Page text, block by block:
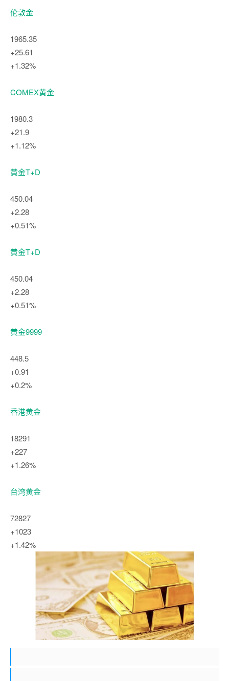
伦敦金
1965.35
+25.61
+1.32%
COMEX黄金
1980.3
+21.9
+1.12%
黄金T+D
450.04
+2.28
+0.51%
黄金T+D
450.04
+2.28
+0.51%
黄金9999
448.5
+0.91
+0.2%
香港黄金
18291
+227
+1.26%
台湾黄金
72827
+1023
+1.42%